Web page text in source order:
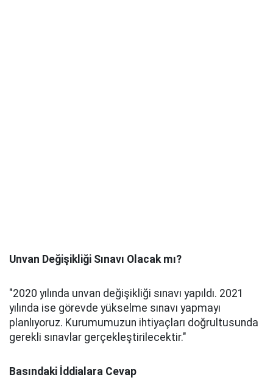
Unvan Değişikliği Sınavı Olacak mı?
"2020 yılında unvan değişikliği sınavı yapıldı. 2021
yılında ise görevde yükselme sınavı yapmayı
planlıyoruz. Kurumumuzun ihtiyaçları doğrultusunda
gerekli sınavlar gerçekleştirilecektir."
Basındaki İddialara Cevap